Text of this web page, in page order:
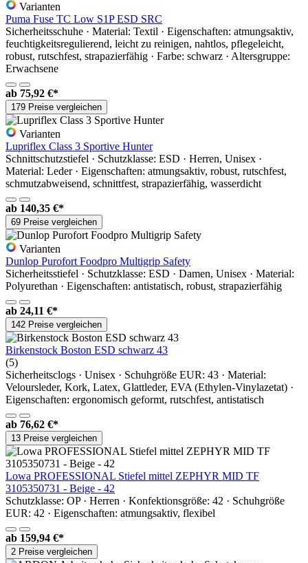
Varianten
Puma Fuse TC Low S1P ESD SRC
Sicherheitsschuhe · Material: Textil · Eigenschaften: atmungsaktiv,
feuchtigkeitsregulierend, leicht zu reinigen, nahtlos, pflegeleicht,
robust, rutschfest, strapazierfähig · Farbe: schwarz · Altersgruppe:
Erwachsene
ab 75,92 €*
179 Preise vergleichen
Varianten
Lupriflex Class 3 Sportive Hunter
Schnittschutzstiefel · Schutzklasse: ESD · Herren, Unisex ·
Material: Leder · Eigenschaften: atmungsaktiv, robust, rutschfest,
schmutzabweisend, schnittfest, strapazierfähig, wasserdicht
ab 140,35 €*
69 Preise vergleichen
Varianten
Dunlop Purofort Foodpro Multigrip Safety
Sicherheitsstiefel · Schutzklasse: ESD · Damen, Unisex · Material:
Polyurethan · Eigenschaften: antistatisch, robust, strapazierfähig
ab 24,11 €*
142 Preise vergleichen
Birkenstock Boston ESD schwarz 43
(5)
Sicherheitsclogs · Unisex · Schuhgröße EUR: 43 · Material:
Veloursleder, Kork, Latex, Glattleder, EVA (Ethylen-Vinylazetat) ·
Eigenschaften: ergonomisch geformt, rutschfest, antistatisch
ab 76,62 €*
13 Preise vergleichen
Lowa PROFESSIONAL Stiefel mittel ZEPHYR MID TF
3105350731 - Beige - 42
Schutzklasse: OP · Herren · Konfektionsgröße: 42 · Schuhgröße
EUR: 42 · Eigenschaften: atmungsaktiv, flexibel
ab 159,94 €*
2 Preise vergleichen